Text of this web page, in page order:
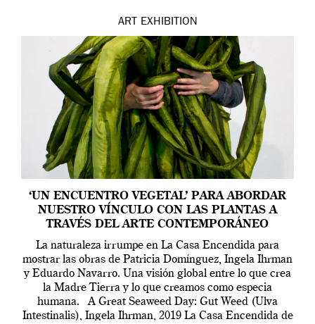
ART EXHIBITION
‘UN ENCUENTRO VEGETAL’ PARA ABORDAR
NUESTRO VÍNCULO CON LAS PLANTAS A
TRAVÉS DEL ARTE CONTEMPORÁNEO
La naturaleza irrumpe en La Casa Encendida para
mostrar las obras de Patricia Domínguez, Ingela Ihrman
y Eduardo Navarro. Una visión global entre lo que crea
la Madre Tierra y lo que creamos como especia
humana. A Great Seaweed Day: Gut Weed (Ulva
Intestinalis), Ingela Ihrman, 2019 La Casa Encendida de